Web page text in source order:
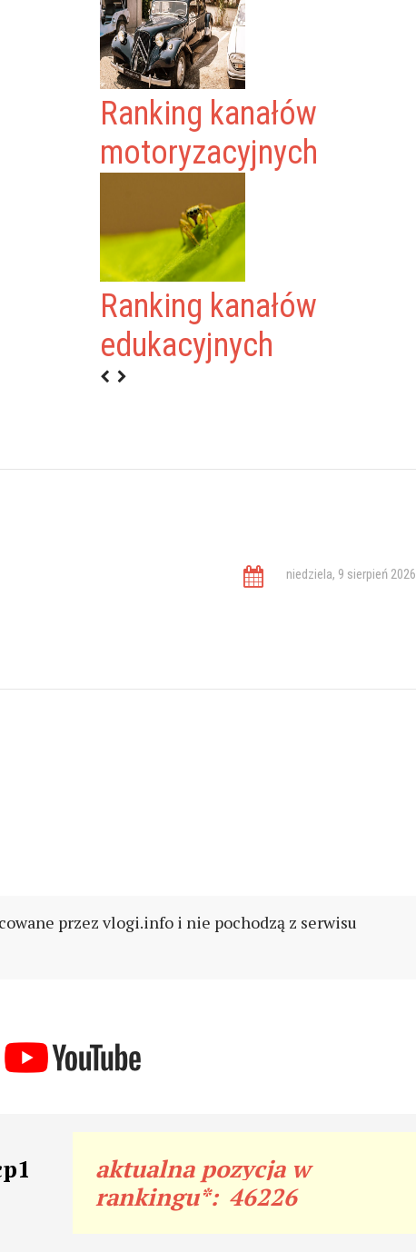
Ranking kanałów
motoryzacyjnych
Ranking kanałów
edukacyjnych
niedziela, 9 sierpień 2026
przez vlogi.info i nie pochodzą z serwisu
aktualna pozycja w
rankingu*: 46226